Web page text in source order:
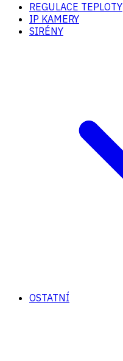
REGULACE TEPLOTY
IP KAMERY
SIRÉNY
OSTATNÍ